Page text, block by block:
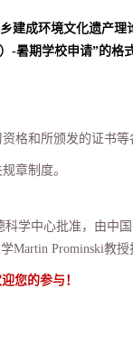
建成环境文化遗产
-暑期学校申请”的格
格和所颁发的证书等
章制度。
学中心批准，由中
Martin Prominski教授
您的参与！